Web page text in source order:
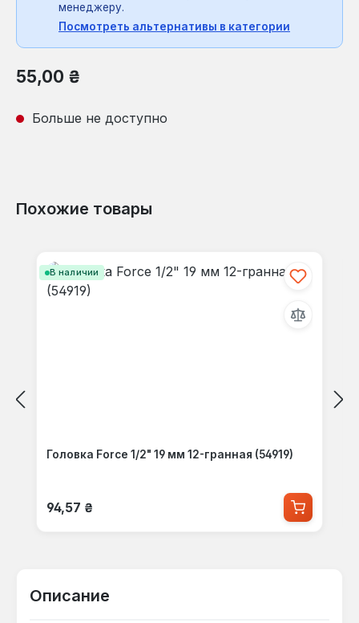
менеджеру.
Посмотреть альтернативы в категории
Обычная цена:
55,00 ₴
Больше не доступно
Похожие товары
В наличии
Головка Force 1/2" 19 мм 12-гранная (54919)
Обычная цена:
94,57 ₴
Описание